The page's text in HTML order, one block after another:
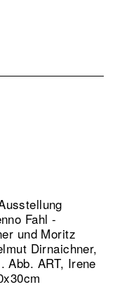
Fahl -
und Moritz
Dirnaichner,
Abb. ART, Irene